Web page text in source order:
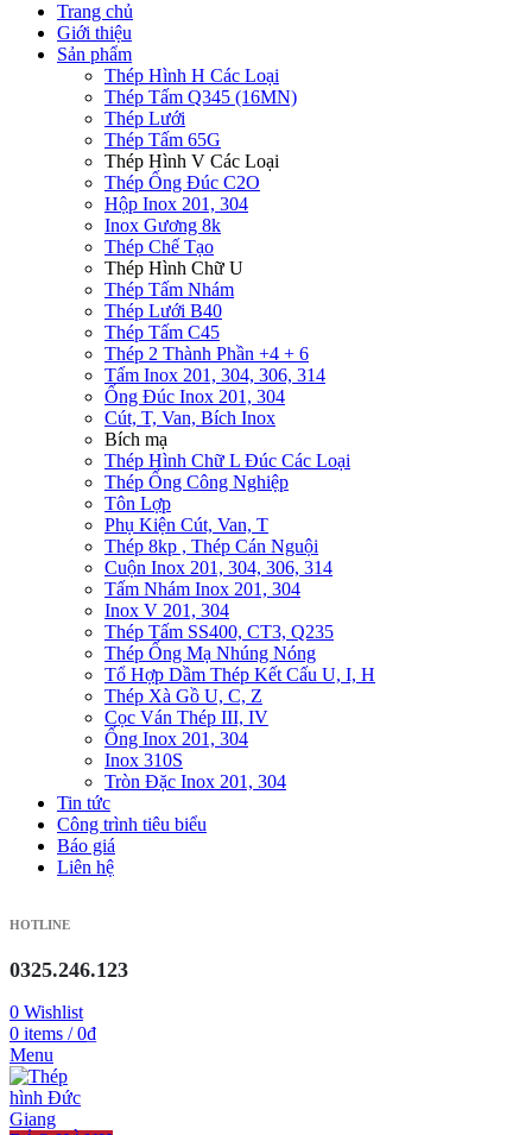
Trang chủ
Giới thiệu
Sản phẩm
Thép Hình H Các Loại
Thép Tấm Q345 (16MN)
Thép Lưới
Thép Tấm 65G
Thép Hình V Các Loại
Thép Ống Đúc C2O
Hộp Inox 201, 304
Inox Gương 8k
Thép Chế Tạo
Thép Hình Chữ U
Thép Tấm Nhám
Thép Lưới B40
Thép Tấm C45
Thép 2 Thành Phần +4 + 6
Tấm Inox 201, 304, 306, 314
Ống Đúc Inox 201, 304
Cút, T, Van, Bích Inox
Bích mạ
Thép Hình Chữ L Đúc Các Loại
Thép Ống Công Nghiệp
Tôn Lợp
Phụ Kiện Cút, Van, T
Thép 8kp , Thép Cán Nguội
Cuộn Inox 201, 304, 306, 314
Tấm Nhám Inox 201, 304
Inox V 201, 304
Thép Tấm SS400, CT3, Q235
Thép Ống Mạ Nhúng Nóng
Tổ Hợp Dầm Thép Kết Cấu U, I, H
Thép Xà Gồ U, C, Z
Cọc Ván Thép III, IV
Ống Inox 201, 304
Inox 310S
Tròn Đặc Inox 201, 304
Tin tức
Công trình tiêu biểu
Báo giá
Liên hệ
HOTLINE
0325.246.123
0 Wishlist
0 items / 0₫
Menu